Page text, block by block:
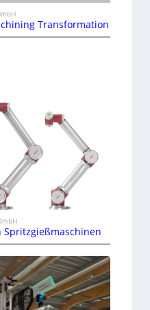
Transformation
Spritzgießmaschinen